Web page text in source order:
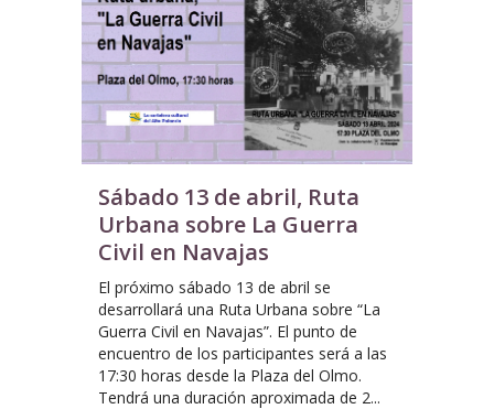
Sábado 13 de abril, Ruta
Urbana sobre La Guerra
Civil en Navajas
El próximo sábado 13 de abril se
desarrollará una Ruta Urbana sobre “La
Guerra Civil en Navajas”. El punto de
encuentro de los participantes será a las
17:30 horas desde la Plaza del Olmo.
Tendrá una duración aproximada de 2...